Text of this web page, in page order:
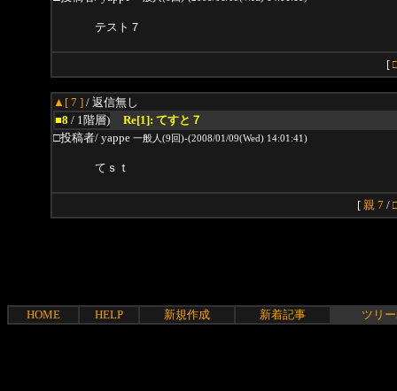
テスト７
[
▲[ 7 ]/ 返信無し
■8 / 1階層)
Re[1]: てすと７
□投稿者/ yappe 一般人(9回)-(2008/01/09(Wed) 14:01:41)
てｓｔ
[ 親 7 /
HOME HELP 新規作成 新着記事 ツリ